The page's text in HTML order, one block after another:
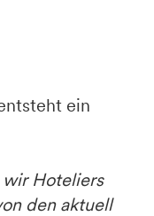
ein
wir Hoteliers
den aktuell